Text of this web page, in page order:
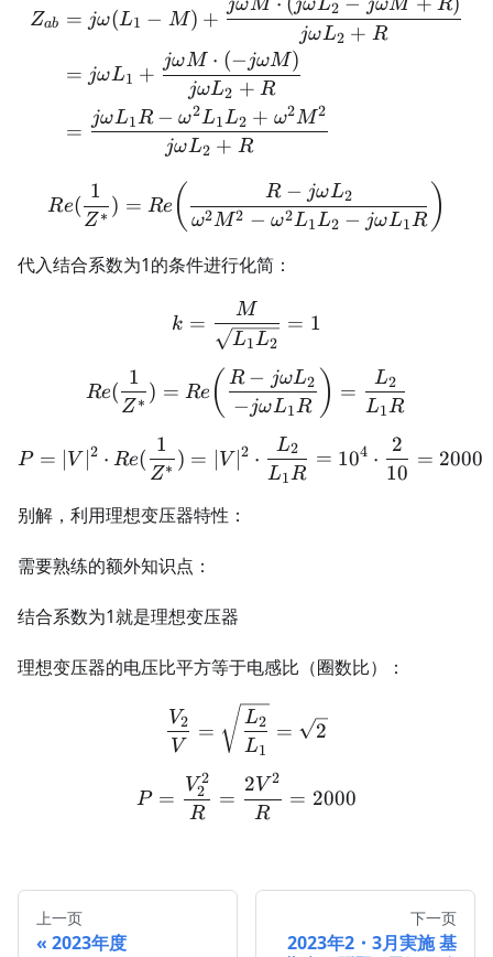
\begin{aligned} Z_{ab}
Zab = jω(L1 − M) +
jωL2 + R
jωM jωL2 jωM R
= jωL1 +
jωL2 + R
jωM ⋅ (− jωM)
=
jωL2 + R
jωL1R − ω2L1L2 + ω2M2
Re(\frac{1}{Z^*}) =
Re(
Z∗
1
) = Re ( ω2M2 − ω2L1L2 − jωL1R
R − jωL2 )
代入结合系数为1的条件进行化简：
k =
k =
L1L2
M
= 1
Re(\frac{1}{Z^*}) =
Re(
Z∗
1
) = Re ( − jωL1R
R − jωL2 ) =
L1R
L2
P = |V|^2 \cdot
P = ∣ V ∣2 ⋅ Re(
Z∗
1
) = ∣ V ∣2 ⋅
L1R
L2 = 104 ⋅
10
2
= 2000
别解，利用理想变压器特性：
需要熟练的额外知识点：
结合系数为1就是理想变压器
理想变压器的电压比平方等于电感比（圈数比）：
\frac{V_2}{V} =
V
V2 =
L1
L2 = 2
P = \frac{V_2^2}{R} =
P =
R
V2
2
=
R
2V 2
= 2000
上一页
2023年度
下一页
2023年2・3月実施 基